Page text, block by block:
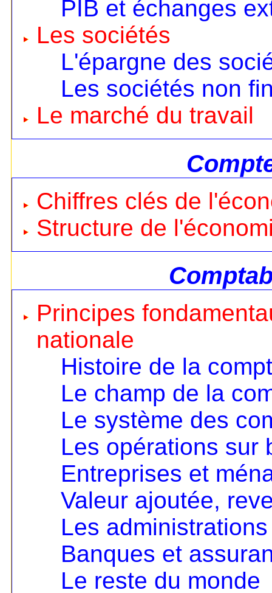
PIB et échanges
Les sociétés
L'épargne des
Les sociétés non
Le marché du travail
Chiffres clés de
Structure de
Principes
nationale
Histoire de la
Le champ de la
Le système des
Les opérations sur
Entreprises et
Valeur ajoutée,
Les
Banques et
Le reste du monde